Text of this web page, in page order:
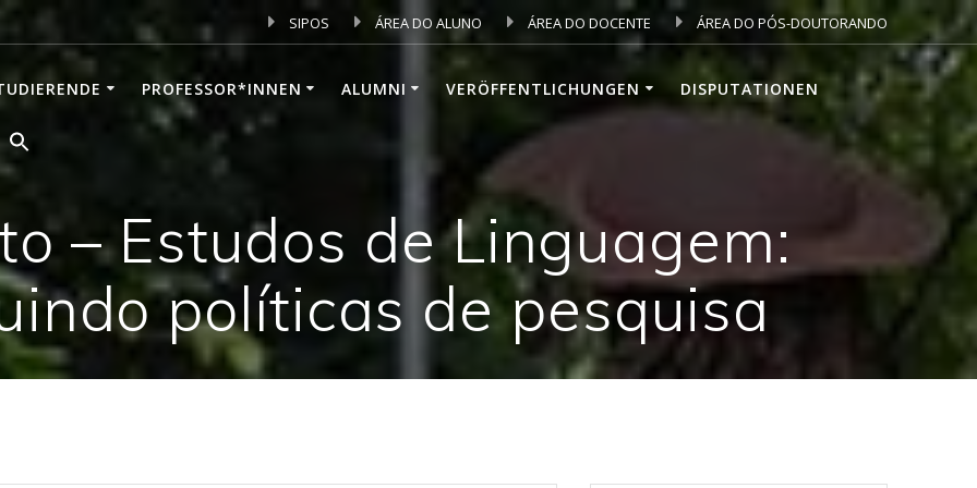
SIPOS ÁREA DO ALUNO ÁREA DO DOCENTE ÁREA DO PÓS-DOUTORANDO
PROFESSOR*INNEN ALUMNI VERÖFFENTLICHUNGEN DISPUTATIONEN
– Estudos de Linguagem:
políticas de pesquisa